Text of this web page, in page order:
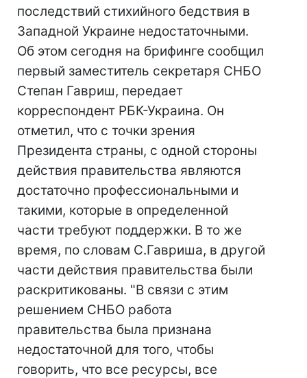
последствий стихийного бедствия в
Западной Украине недостаточными.
Об этом сегодня на брифинге сообщил
первый заместитель секретаря СНБО
Степан Гавриш, передает
корреспондент РБК-Украина. Он
отметил, что с точки зрения
Президента страны, с одной стороны
действия правительства являются
достаточно профессиональными и
такими, которые в определенной
части требуют поддержки. В то же
время, по словам С.Гавриша, в другой
части действия правительства были
раскритикованы. "В связи с этим
решением СНБО работа
правительства была признана
недостаточной для того, чтобы
говорить, что все ресурсы, все